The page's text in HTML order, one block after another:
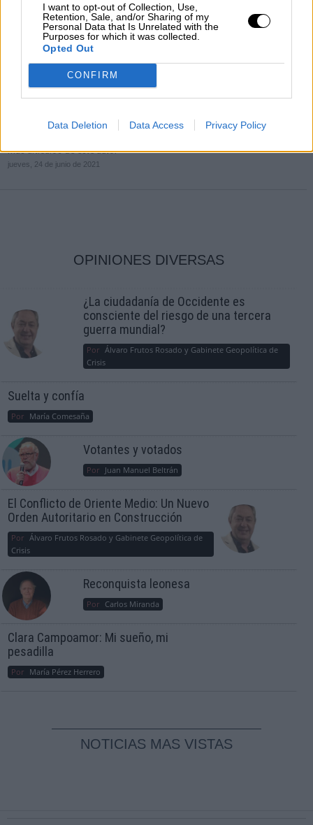
I want to opt-out of Collection, Use,
Retention, Sale, and/or Sharing of my
Personal Data that Is Unrelated with the
Purposes for which it was collected.
Opted Out
CONFIRM
Data Deletion Data Access Privacy Policy
La incidencia acumulada se mantiene
estable en 92 con 4.341 casos nuevos y
29 fallecimientos por COVID-19
Más artículos de este autor
jueves, 24 de junio de 2021
OPINIONES DIVERSAS
¿La ciudadanía de Occidente es
consciente del riesgo de una tercera
guerra mundial?
Por Álvaro Frutos Rosado y Gabinete Geopolítica de
Crisis
Suelta y confía
Por María Comesaña
Votantes y votados
Por Juan Manuel Beltrán
El Conflicto de Oriente Medio: Un Nuevo
Orden Autoritario en Construcción
Por Álvaro Frutos Rosado y Gabinete Geopolítica de
Crisis
Reconquista leonesa
Por Carlos Miranda
Clara Campoamor: Mi sueño, mi
pesadilla
Por María Pérez Herrero
NOTICIAS MAS VISTAS